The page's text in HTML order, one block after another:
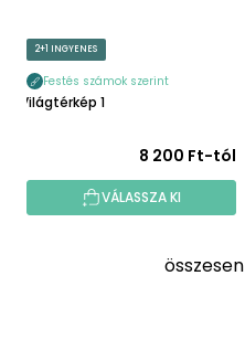
2+1 INGYENES
Festés számok szerint
Világtérkép 1
8 200 Ft-tól
VÁLASSZA KI
összesen